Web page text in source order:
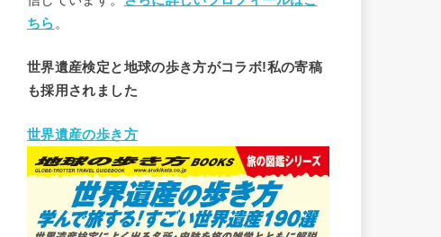
ちら 。
世界遺産検定と地球の歩き方がコラボ!私の寄稿
も採用されました
世界遺産の歩き方